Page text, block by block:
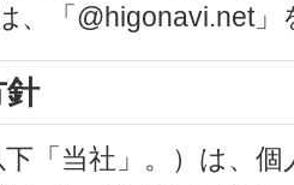
、「@higonavi.net
針
「当社」。）は、